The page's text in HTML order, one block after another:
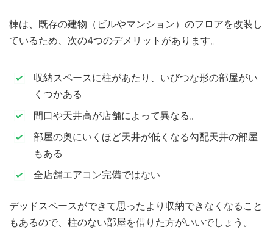
棟は、既存の建物（ビルやマンション）のフロアを改装し
ているため、次の4つのデメリットがあります。
収納スペースに柱があたり、いびつな形の部屋がい
くつかある
間口や天井高が店舗によって異なる。
部屋の奥にいくほど天井が低くなる勾配天井の部屋
もある
全店舗エアコン完備ではない
デッドスペースができて思ったより収納できなくなること
もあるので、柱のない部屋を借りた方がいいでしょう。